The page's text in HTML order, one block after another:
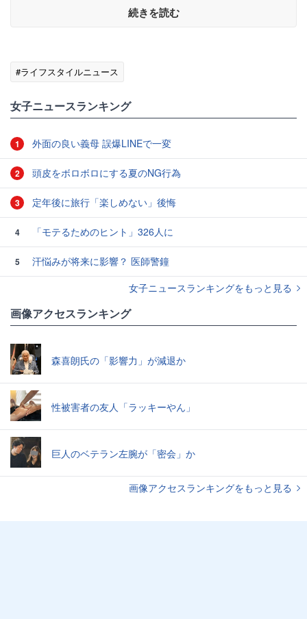
続きを読む
#ライフスタイルニュース
女子ニュースランキング
1 外面の良い義母 誤爆LINEで一変
2 頭皮をボロボロにする夏のNG行為
3 定年後に旅行「楽しめない」後悔
4 「モテるためのヒント」326人に
5
汗悩みが将来に影響？ 医師警鐘
女子ニュースランキングをもっと見る
画像アクセスランキング
森喜朗氏の「影響力」が減退か
性被害者の友人「ラッキーやん」
巨人のベテラン左腕が「密会」か
画像アクセスランキングをもっと見る